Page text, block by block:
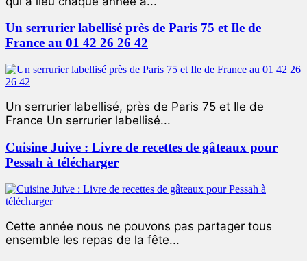
Un serrurier labellisé près de Paris 75 et Ile de
France au 01 42 26 26 42
Un serrurier labellisé, près de Paris 75 et Ile de
France Un serrurier labellisé...
Cuisine Juive : Livre de recettes de gâteaux pour
Pessah à télécharger
Cette année nous ne pouvons pas partager tous
ensemble les repas de la fête...